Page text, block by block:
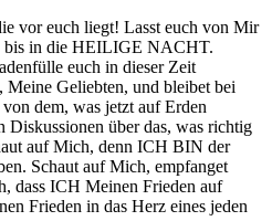
vor euch liegt! Lasst euch von Mir
bis in die HEILIGE NACHT.
euch in dieser Zeit
Meine Geliebten, und bleibet bei
dem, was jetzt auf Erden
Diskussionen über das, was richtig
auf Mich, denn ICH BIN der
Schaut auf Mich, empfanget
dass ICH Meinen Frieden auf
Frieden in das Herz eines jeden